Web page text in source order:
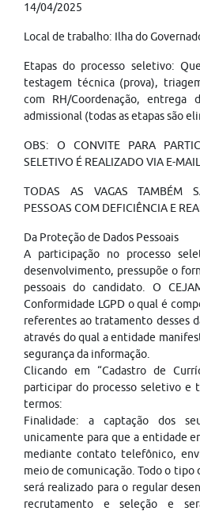
14/04/2025
Local de trabalho: Ilha do
Etapas do processo seletivo:
testagem técnica (prova),
com RH/Coordenação, entrega
admissional (todas as etapas são
OBS: O CONVITE PARA
SELETIVO É REALIZADO VIA E-MAIL
TODAS AS VAGAS TAMBÉM
PESSOAS COM DEFICIÊNCIA E
Da Proteção de Dados Pessoais
A participação no processo
desenvolvimento, pressupõe o
pessoais do candidato. O
Conformidade LGPD o qual é
referentes ao tratamento desses
através do qual a entidade
segurança da informação.
Clicando em “Cadastro de
participar do processo seletivo e
termos:
Finalidade: a captação dos
unicamente para que a entidade
mediante contato telefônico,
meio de comunicação. Todo o tipo
será realizado para o regular
recrutamento e seleção e